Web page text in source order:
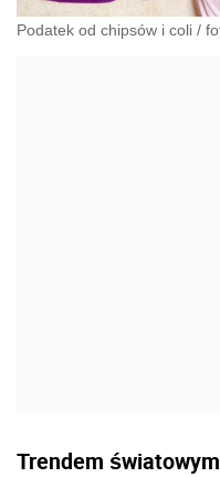
Podatek od chipsów i coli /
Trendem